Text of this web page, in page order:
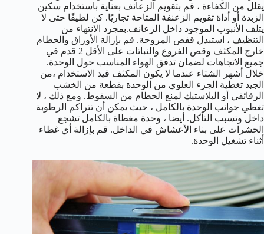
يقلل من الكفاءة ، قم بتقويم الزعانف بعناية باستخدام سكين
الزبدة أو أداة تقويم الزعنفة المتاحة تجاريًا. كن لطيفًا حتى لا
يتلف الأنبوب الموجود داخل الزعانف.بمجرد الانتهاء من
التنظيف ، استبدل قفص المروحة. قم بإزالة الأوراق والحطام
خارج المكثف وقص الفروع والنباتات على الأقل 2 قدم في
جميع الاتجاهات لضمان تدفق الهواء المناسب حول الوحدة.
خلال أشهر الشتاء عندما لا يكون المكثف قيد الاستخدام ،من
الجيد تغطية الجزء العلوي من الوحدة بقطعة من الخشب
الرقائقي أو البلاستيك لمنع الحطام من السقوط. ومع ذلك ، لا
تغطي جوانب الوحدة بالكامل ، حيث يمكن أن تتراكم الرطوبة
داخل وتسبب التآكل. أيضا ، وحدة مغطاة بالكامل تشجع
الحشرات على بناء الأعشاش في الداخل. قم بإزالة أي غطاء
أثناء تشغيل الوحدة.